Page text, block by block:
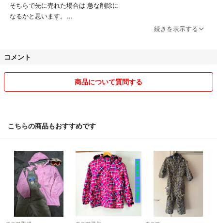
そちらで先に売れた場合は 急な削除に
なるかと思います。
トラブル防止のため お取り置きや専用出品は
100円引きさせていただきます♢(1P販売は除く)
3セット 2397円
1P販売(499円)に関しては 2個お買上げいただくと
2個 で998円のところ → 899円になります。
4個で1598円になります。
おまとめ依頼の際 金額はそのままでお願い致します。
続きを表示する
コメント
商品について質問する
こちらの商品もおすすめです